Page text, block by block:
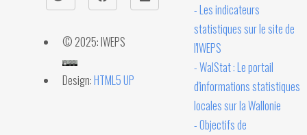
© 2025: IWEPS
Design:HTML5 UP
- Les indicateurs
statistiques sur le site de
l'IWEPS
- WalStat : Le portail
d'informations statistiques
locales sur la Wallonie
- Objectifs de